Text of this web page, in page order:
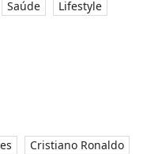
Saúde
Lifestyle
Cristiano Ronaldo